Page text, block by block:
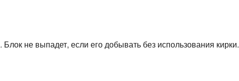
. Блок не выпадет, если его добывать без использования кирки.